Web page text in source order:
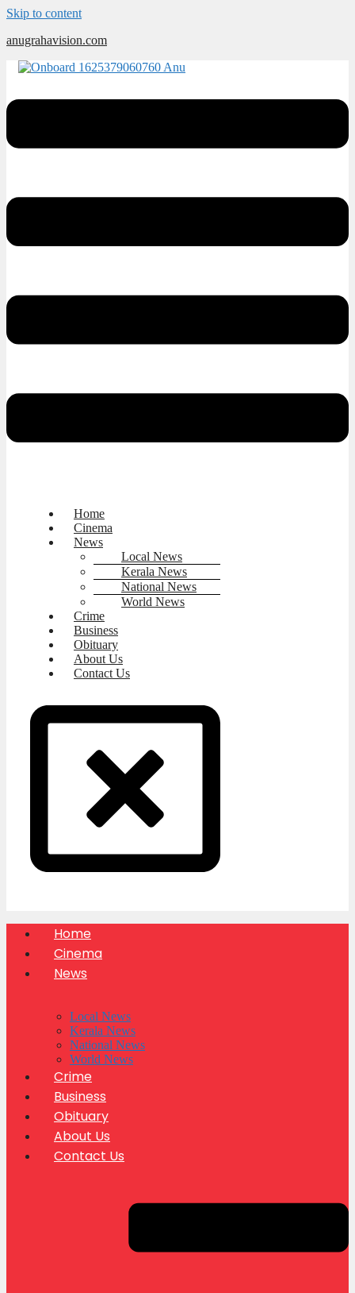
Skip to content
anugrahavision.com
Home
Cinema
News
Local News
Kerala News
National News
World News
Crime
Business
Obituary
About Us
Contact Us
Home
Cinema
News
Local News
Kerala News
National News
World News
Crime
Business
Obituary
About Us
Contact Us